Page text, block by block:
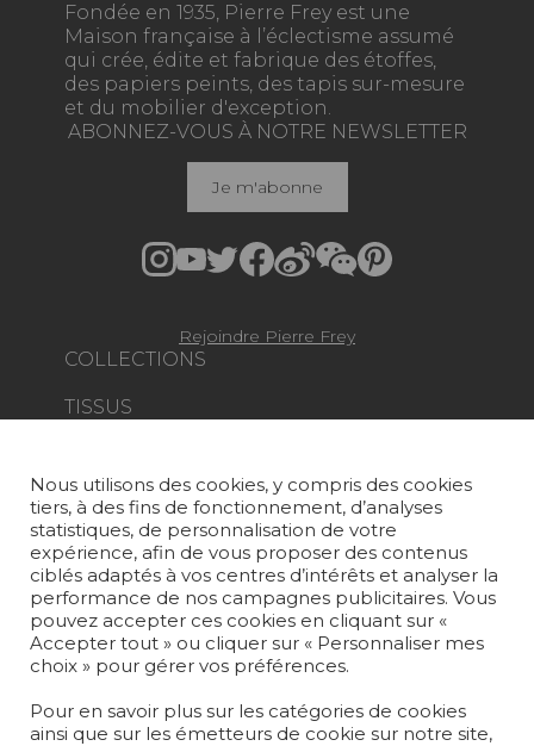
Fondée en 1935, Pierre Frey est une
Maison française à l’éclectisme assumé
qui crée, édite et fabrique des étoffes,
des papiers peints, des tapis sur-mesure
et du mobilier d'exception.
COLLECTIONS
TISSUS
TAPIS ET MOQUETTES
MOBILIER
PROJETS
SUR-MESURE
MAGAZINE
LA MAISON
ABONNEZ-VOUS À NOTRE NEWSLETTER
Je m'abonne
Rejoindre Pierre Frey
Nous utilisons des cookies, y compris des cookies
tiers, à des fins de fonctionnement, d’analyses
statistiques, de personnalisation de votre
expérience, afin de vous proposer des contenus
ciblés adaptés à vos centres d’intérêts et analyser la
performance de nos campagnes publicitaires. Vous
pouvez accepter ces cookies en cliquant sur «
Accepter tout » ou cliquer sur « Personnaliser mes
choix » pour gérer vos préférences.
Pour en savoir plus sur les catégories de cookies
ainsi que sur les émetteurs de cookie sur notre site,